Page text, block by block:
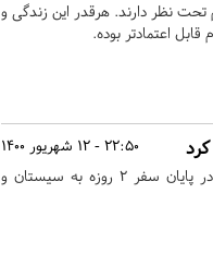
نظر دارند. هرقدر این زندگی و
اعتمادتر بوده.
22:50 - 12 شهریور 1400
دکتر ابراهیم رئیسی رییس جمهوری اسلامی به اتفاق هیات همراه در پایان سفر ۲ روزه به سیستان و